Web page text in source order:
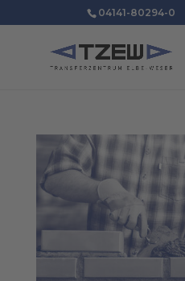
04141-80294-0